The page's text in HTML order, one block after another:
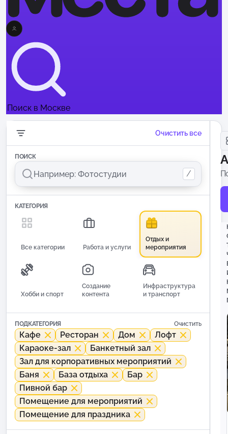
Поиск в Москве
Очистить все
ПОИСК
/
КАТЕГОРИЯ
Все категории Работа и услуги
Отдых и
мероприятия
Хобби и спорт
Создание
контента
Инфраструктура
и транспорт
ПОДКАТЕГОРИЯ Очистить
Кафе Ресторан Дом
Лофт
Караоке-зал
Банкетный зал
Зал для корпоративных мероприятий
Баня
База отдыха
Бар
Пивной бар
Помещение для мероприятий
Помещение для праздника